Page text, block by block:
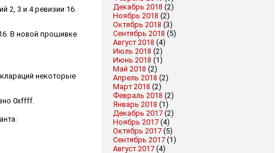
Декабрь 2018 (2)
Ноябрь 2018 (2)
Октябрь 2018 (3)
Сентябрь 2018 (5)
Август 2018 (4)
Июль 2018 (2)
Июнь 2018 (1)
Май 2018 (2)
Апрель 2018 (2)
Март 2018 (2)
Февраль 2018 (2)
Январь 2018 (1)
Декабрь 2017 (2)
Ноябрь 2017 (4)
Октябрь 2017 (5)
Сентябрь 2017 (1)
Август 2017 (4)
2, 3 и 4 ревизии 16.
В новой прошивке
некоторые
0xffff.